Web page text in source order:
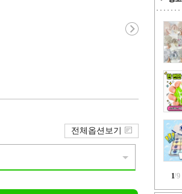
1/9
전체옵션보기